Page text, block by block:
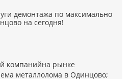
демонтажа по максимально
на сегодня!
компанийна рынке
металлолома в Одинцово;